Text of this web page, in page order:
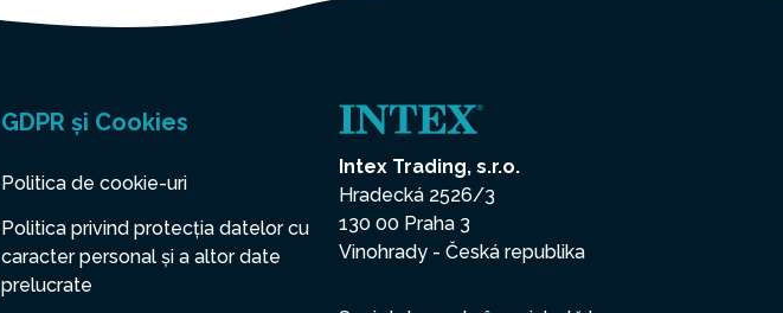
GDPR și Cookies
Politica de cookie-uri
Politica privind protecția datelor cu
caracter personal și a altor date
prelucrate
Intex Trading, s.r.o.
Hradecká 2526/3
130 00 Praha 3
Vinohrady - Česká republika